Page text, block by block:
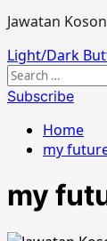
Jawatan
Primary
Menu
Light/Dark
Search
for:
Subscribe
Home
my
my